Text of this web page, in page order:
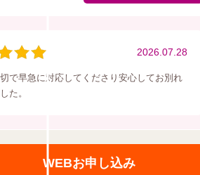
2026.07.28
で早急に対応してくださり安心してお別れ
た。
WEBお申し込み